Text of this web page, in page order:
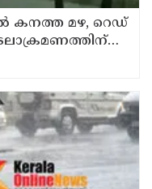
കനത്ത മഴ, റെഡ്